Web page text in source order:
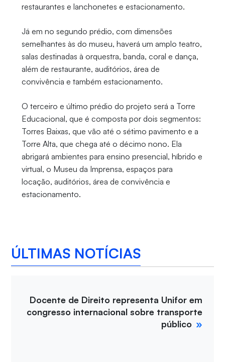
restaurantes e lanchonetes e estacionamento.
Já em no segundo prédio, com dimensões
semelhantes às do museu, haverá um amplo teatro,
salas destinadas à orquestra, banda, coral e dança,
além de restaurante, auditórios, área de
convivência e também estacionamento.
O terceiro e último prédio do projeto será a Torre
Educacional, que é composta por dois segmentos:
Torres Baixas, que vão até o sétimo pavimento e a
Torre Alta, que chega até o décimo nono. Ela
abrigará ambientes para ensino presencial, híbrido e
virtual, o Museu da Imprensa, espaços para
locação, auditórios, área de convivência e
estacionamento.
ÚLTIMAS NOTÍCIAS
Docente de Direito representa Unifor em
congresso internacional sobre transporte
público